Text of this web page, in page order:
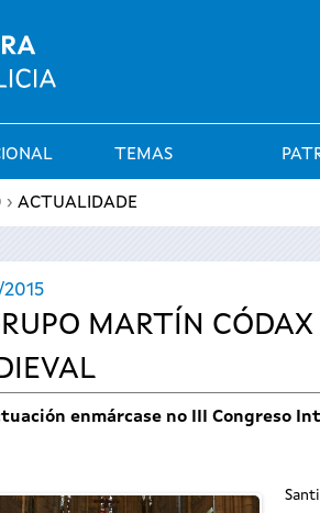
TEMAS
› ACTUALIDADE
MARTÍN
enmárcase no III Congreso